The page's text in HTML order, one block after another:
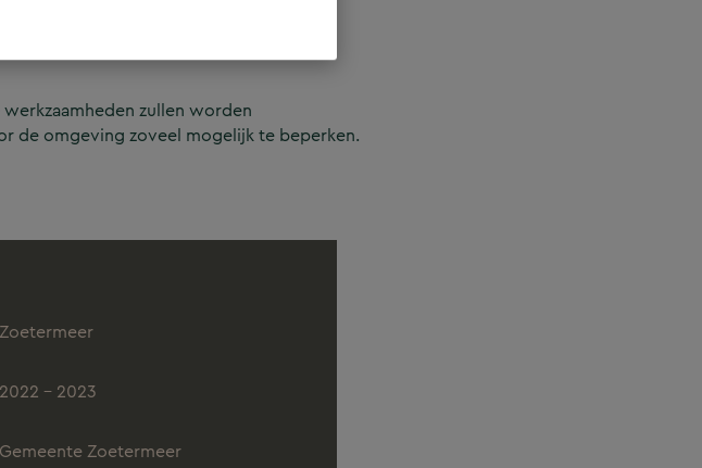
zullen worden
de omgeving zoveel mogelijk te beperken.
Zoetermeer
2022 - 2023
Gemeente Zoetermeer